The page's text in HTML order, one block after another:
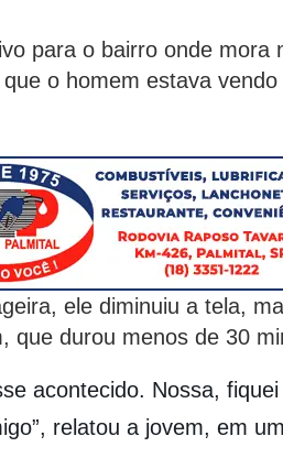
para o bairro onde mora
o homem estava
ele diminuiu a tela,
que durou menos de 30
acontecido. Nossa,
relatou a jovem, em